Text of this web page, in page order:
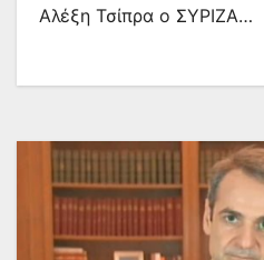
Αλέξη Τσίπρα ο ΣΥΡΙΖΑ…